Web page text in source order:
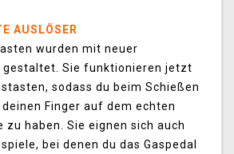
AUSLÖSER
wurden mit neuer
gestaltet. Sie funktionieren jetzt
sodass du beim Schießen
Finger auf dem echten
zu haben. Sie eignen sich auch
bei denen du das Gaspedal